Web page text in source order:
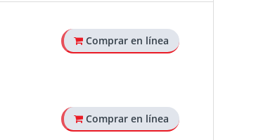
Comprar en línea
Comprar en línea